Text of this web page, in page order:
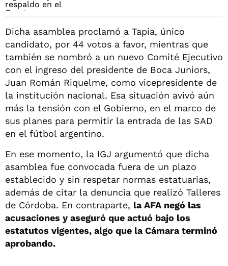
Dicha asamblea proclamó a Tapia, único
candidato, por 44 votos a favor, mientras que
también se nombró a un nuevo Comité Ejecutivo
con el ingreso del presidente de Boca Juniors,
Juan Román Riquelme, como vicepresidente de
la institución nacional. Esa situación avivó aún
más la tensión con el Gobierno, en el marco de
sus planes para permitir la entrada de las SAD
en el fútbol argentino.
En ese momento, la IGJ argumentó que dicha
asamblea fue convocada fuera de un plazo
establecido y sin respetar normas estatuarias,
además de citar la denuncia que realizó Talleres
de Córdoba. En contraparte, la AFA negó las
acusaciones y aseguró que actuó bajo los
estatutos vigentes, algo que la Cámara terminó
aprobando.